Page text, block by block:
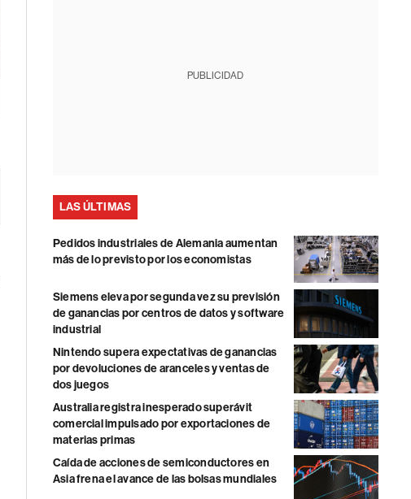
PUBLICIDAD
LAS ÚLTIMAS
Pedidos industriales de Alemania aumentan
más de lo previsto por los economistas
Siemens eleva por segunda vez su previsión
de ganancias por centros de datos y software
industrial
Nintendo supera expectativas de ganancias
por devoluciones de aranceles y ventas de
dos juegos
Australia registra inesperado superávit
comercial impulsado por exportaciones de
materias primas
Caída de acciones de semiconductores en
Asia frena el avance de las bolsas mundiales